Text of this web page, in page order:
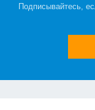
Подписывайтесь,